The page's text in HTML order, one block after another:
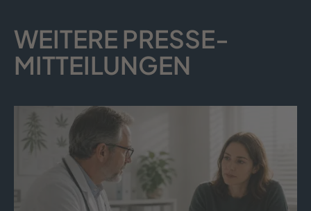
WEITERE PRESSE­
MITTEILUNGEN